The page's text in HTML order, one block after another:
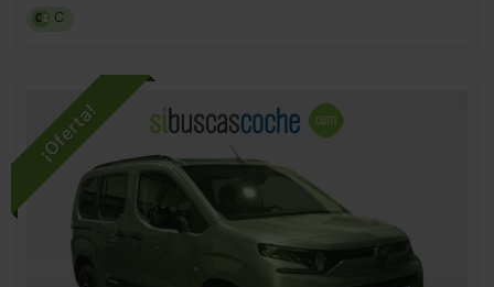
C